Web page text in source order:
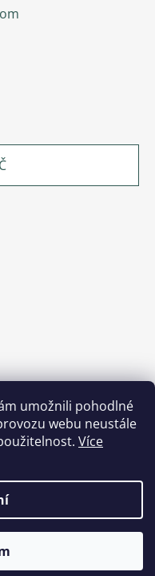
umožnili pohodlné
webu neustále
Více